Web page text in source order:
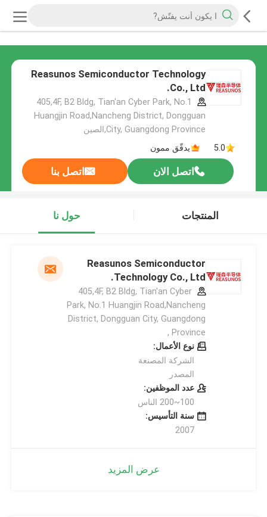
Reasunos Semiconductor Technology
Co., Ltd.
405,4F, B2 Bldg, Tian'an Cyber Park, No.1
Huangjin Road,Nancheng District, Dongguan
City, Guangdong Province,الصين
5.0
يدقّق ممون
اتصل الان اتصل بنا
المنتجات حول نا
Reasunos Semiconductor
Technology Co., Ltd.
405,4F, B2 Bldg, Tian'an Cyber
Park, No.1 Huangjin Road,Nancheng
District, Dongguan City, Guangdong
Province ,
نوع الأعمال:
الشركة المصنعة
المصدر
عدد الموظفين:
100~200 الناس
سنة التأسيس:
2007
عرض المزيد